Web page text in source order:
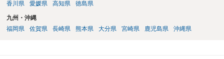
香川県
愛媛県 高知県 徳島県
九州・沖縄
福岡県
佐賀県 長崎県 熊本県 大分県 宮崎県 鹿児島県 沖縄県